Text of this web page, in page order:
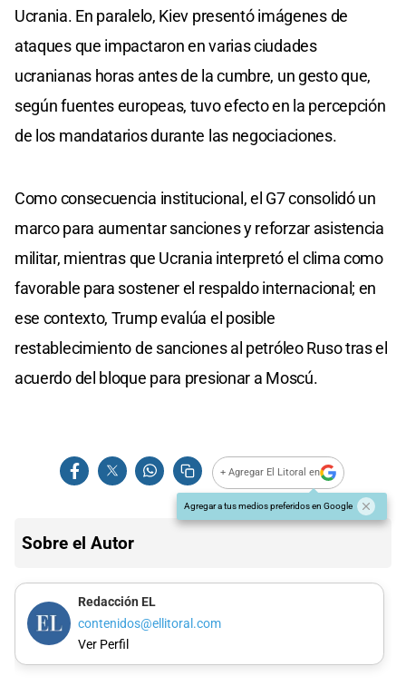
Ucrania. En paralelo, Kiev presentó imágenes de
ataques que impactaron en varias ciudades
ucranianas horas antes de la cumbre, un gesto que,
según fuentes europeas, tuvo efecto en la percepción
de los mandatarios durante las negociaciones.
Como consecuencia institucional, el G7 consolidó un
marco para aumentar sanciones y reforzar asistencia
militar, mientras que Ucrania interpretó el clima como
favorable para sostener el respaldo internacional; en
ese contexto, Trump evalúa el posible
restablecimiento de sanciones al petróleo Ruso tras el
acuerdo del bloque para presionar a Moscú.
+ Agregar El Litoral en
Agregar a tus medios preferidos en Google
Sobre el Autor
Redacción EL
contenidos@ellitoral.com
Ver Perfil